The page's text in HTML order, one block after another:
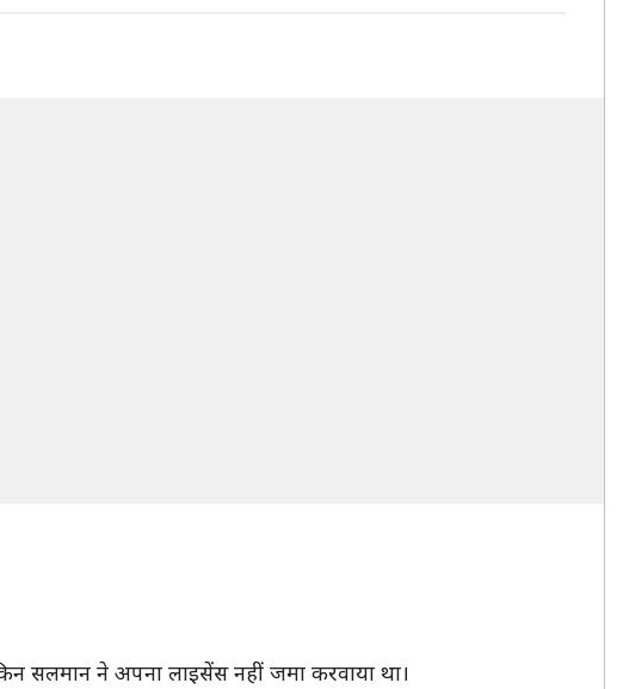
सलमान ने अपना लाइसेंस नहीं जमा करवाया था।